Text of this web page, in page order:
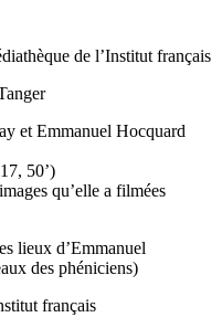
de l’Institut français
et Emmanuel Hocquard
50’)
qu’elle a filmées
lieux d’Emmanuel
des phéniciens)
français